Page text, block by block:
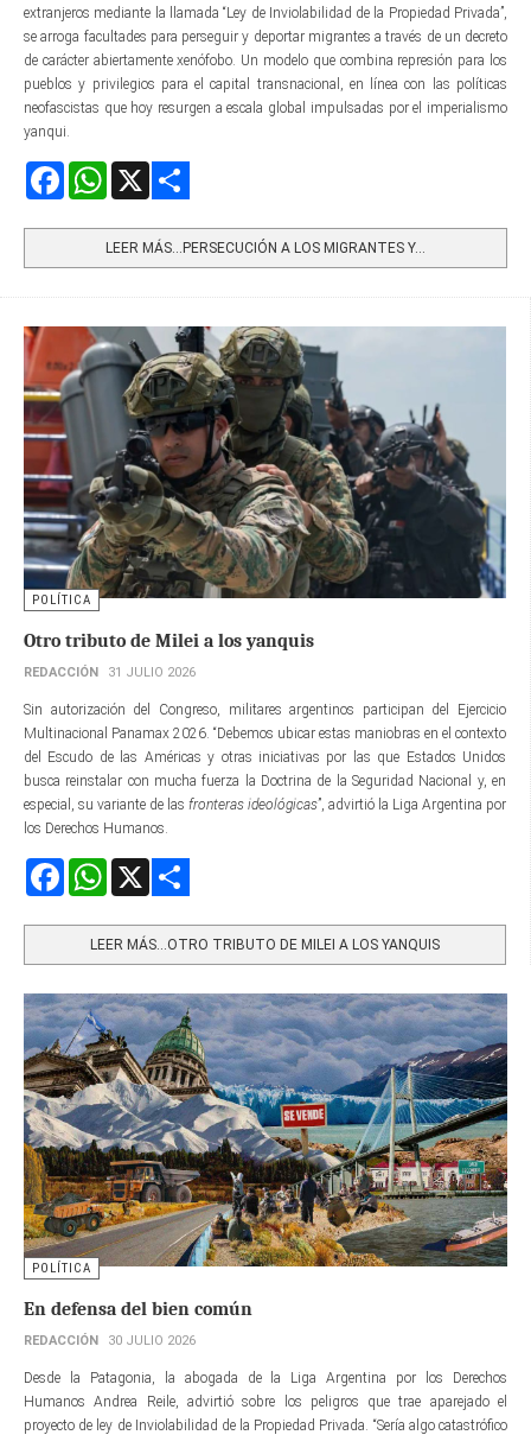
extranjeros mediante la llamada “Ley de Inviolabilidad de la Propiedad Privada”,
se arroga facultades para perseguir y deportar migrantes a través de un decreto
de carácter abiertamente xenófobo. Un modelo que combina represión para los
pueblos y privilegios para el capital transnacional, en línea con las políticas
neofascistas que hoy resurgen a escala global impulsadas por el imperialismo
yanqui.
FacebookWhatsApp
LEER MÁS…PERSECUCIÓN A LOS MIGRANTES Y...
POLÍTICA
Otro tributo de Milei a los yanquis
REDACCIÓN 31 JULIO 2026
Sin autorización del Congreso, militares argentinos participan del Ejercicio
Multinacional Panamax 2026. “Debemos ubicar estas maniobras en el contexto
del Escudo de las Américas y otras iniciativas por las que Estados Unidos
busca reinstalar con mucha fuerza la Doctrina de la Seguridad Nacional y, en
especial, su variante de las fronteras ideológicas”, advirtió la Liga Argentina por
los Derechos Humanos.
FacebookWhatsApp
LEER MÁS…OTRO TRIBUTO DE MILEI A LOS YANQUIS
POLÍTICA
En defensa del bien común
REDACCIÓN 30 JULIO 2026
Desde la Patagonia, la abogada de la Liga Argentina por los Derechos
Humanos Andrea Reile, advirtió sobre los peligros que trae aparejado el
proyecto de ley de Inviolabilidad de la Propiedad Privada. “Sería algo catastrófico